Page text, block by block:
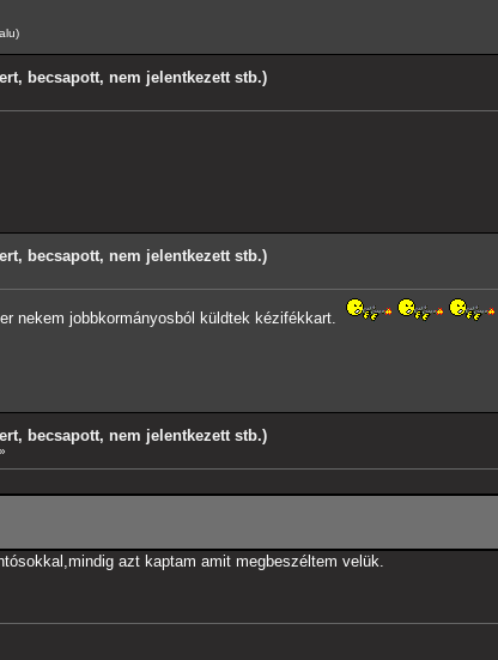
becsapott, nem jelentkezett stb.)
becsapott, nem jelentkezett stb.)
nekem jobbkormányosból küldtek kézifékkart.
becsapott, nem jelentkezett stb.)
azt kaptam amit megbeszéltem velük.